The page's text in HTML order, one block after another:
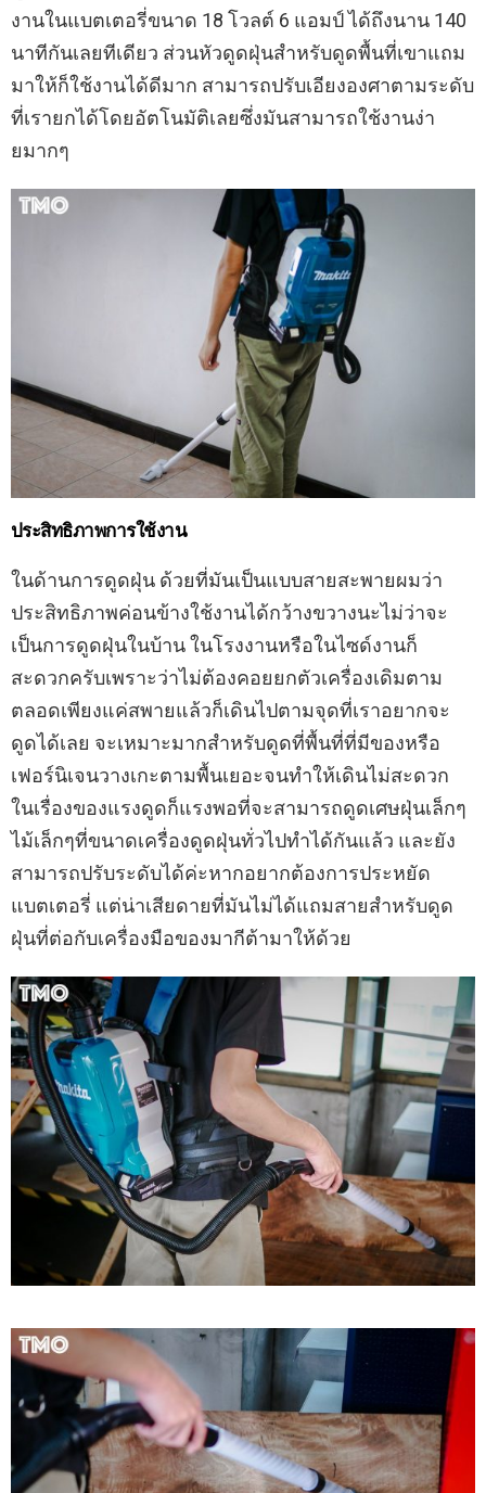
งานในแบตเตอรี่ขนาด 18 โวลต์ 6 แอมป์ ได้ถึงนาน 140
นาทีกันเลยทีเดียว ส่วนหัวดูดฝุ่นสำหรับดูดพื้นที่เขาแถม
มาให้ก็ใช้งานได้ดีมาก สามารถปรับเอียงองศาตามระดับ
ที่เรายกได้โดยอัตโนมัติเลยซึ่งมันสามารถใช้งานง่า
ยมากๆ
ประสิทธิภาพการใช้งาน
ในด้านการดูดฝุ่น ด้วยที่มันเป็นแบบสายสะพายผมว่า
ประสิทธิภาพค่อนข้างใช้งานได้กว้างขวางนะไม่ว่าจะ
เป็นการดูดฝุ่นในบ้าน ในโรงงานหรือในไซด์งานก็
สะดวกครับเพราะว่าไม่ต้องคอยยกตัวเครื่องเดิมตาม
ตลอดเพียงแค่สพายแล้วก็เดินไปตามจุดที่เราอยากจะ
ดูดได้เลย จะเหมาะมากสำหรับดูดที่พื้นที่ที่มีของหรือ
เฟอร์นิเจนวางเกะตามพื้นเยอะจนทำให้เดินไม่สะดวก
ในเรื่องของแรงดูดก็แรงพอที่จะสามารถดูดเศษฝุ่นเล็กๆ
ไม้เล็กๆที่ขนาดเครื่องดูดฝุ่นทั่วไปทำได้กันแล้ว และยัง
สามารถปรับระดับได้ค่ะหากอยากต้องการประหยัด
แบตเตอรี่ แต่น่าเสียดายที่มันไม่ได้แถมสายสำหรับดูด
ฝุ่นที่ต่อกับเครื่องมือของมากีต้ามาให้ด้วย